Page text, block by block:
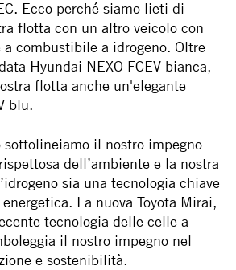
Ecco perché siamo lieti di
flotta con un altro veicolo con
combustibile a idrogeno. Oltre
Hyundai NEXO FCEV bianca,
flotta anche un'elegante
blu.
sottolineiamo il nostro impegno
dell’ambiente e la nostra
sia una tecnologia chiave
La nuova Toyota Mirai,
tecnologia delle celle a
il nostro impegno nel
e sostenibilità.